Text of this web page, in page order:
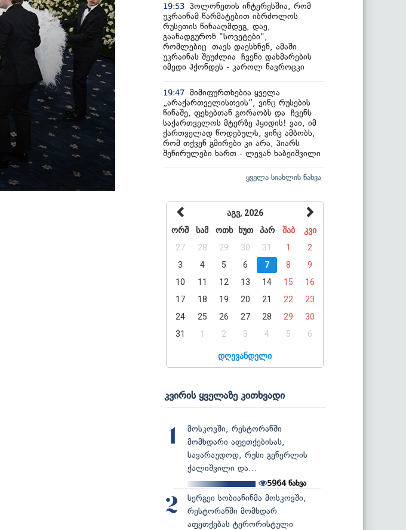
19:53 პოლონეთის ინტერესშია, რომ
უკრაინამ წარმატებით იბრძოლოს
რუსეთის წინააღმდეგ, დაე,
გაანადგურონ "სოვეტები",
რომლებიც თავს დაესხნენ, ამაში
უკრაინას შეუძლია ჩვენი დახმარების
იმედი ჰქონდეს - კაროლ ნავროცკი
19:47 მიმიფურთხებია ყველა
„არაქართველისთვის“, ვინც რუსების
წინაშე, ფეხებთან გორაობს და ჩვენს
საქართველოს მტერზე ჰყიდის! ვაი, იმ
ქართველად წოდებულს, ვინც ამბობს,
რომ თქვენ გმირები კი არა, პიარს
შეწირულები ხართ - ლევან ხაბეიშვილი
ყველა სიახლის ნახვა
აგვ, 2026
ორშ
სამ ოთხ ხუთ პარ შაბ
კვი
27
28 29 30 31 1
2
3
4 5 6 7 8
9
10
11 12 13 14 15
16
17
18 19 20 21 22
23
24
25 26 27 28 29
30
31
1 2 3 4 5 6
დღევანდელი
კვირის ყველაზე კითხვადი
1
მოსკოვში, რესტორანში
მომხდარი აფეთქებისას,
სავარაუდოდ, რუსი გენერლის
ქალიშვილი და...
5964ნახვა
2
სერგეი სობიანინმა მოსკოვში,
რესტორანში მომხდარ
აფეთქებას ტერორისტული